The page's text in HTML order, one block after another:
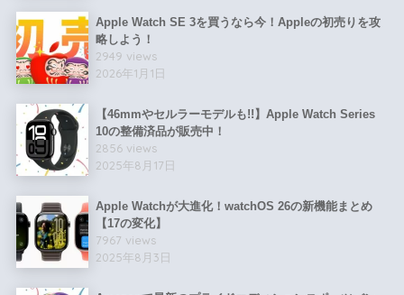
Apple Watch SE 3を買うなら今！Appleの初売りを攻
略しよう！
2949 views
2026年1月1日
【46mmやセルラーモデルも!!】Apple Watch Series
10の整備済品が販売中！
2856 views
2025年8月17日
Apple Watchが大進化！watchOS 26の新機能まとめ
【17の変化】
7967 views
2025年8月3日